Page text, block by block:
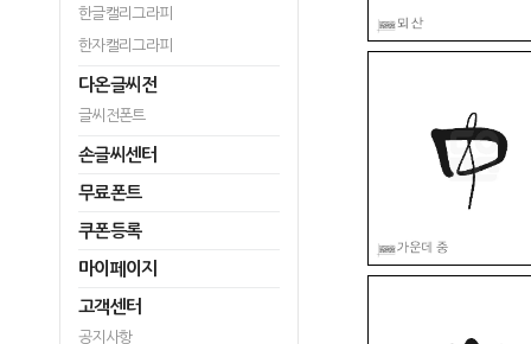
한글캘리그라피
한자캘리그라피
다온글씨전
글씨전폰트
손글씨센터
무료폰트
쿠폰등록
마이페이지
고객센터
공지사항